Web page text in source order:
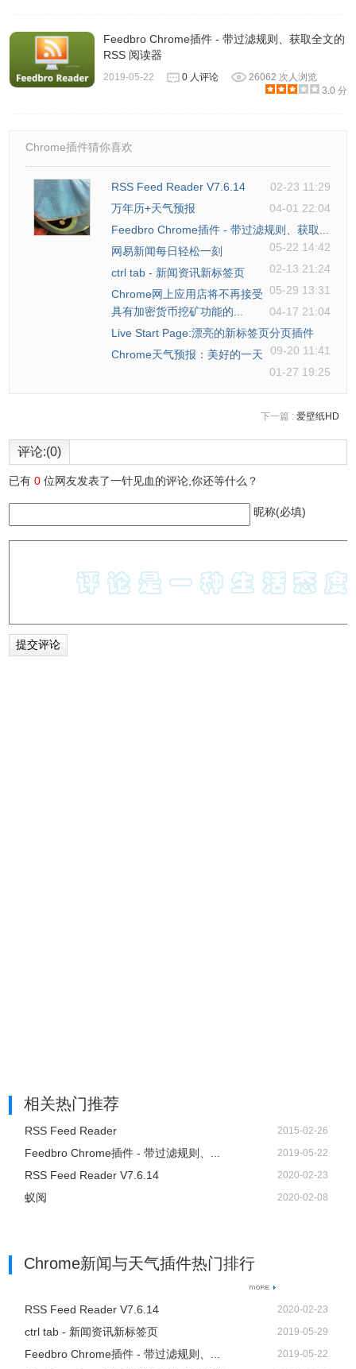
1.使用RSS Feed Reader插件的时候，需要用户收到添加
RSS的订阅地址到RSS Feed Reader插件的设置中，才可以
接收到信息。
2.chrome插件网的RSS地址为：https://huajiakeji.com/rss/。
RSS Feed Reader的联系方式
1.作者：feeder.co。
Feedbro Chrome插件 - 带过滤规则、获取全文的
RSS 阅读器
2019-05-22 0 人评论
26062 次人浏览
3.0 分
Chrome插件猜你喜欢
RSS Feed Reader V7.6.14
02-23 11:29
万年历+天气预报
04-01 22:04
Feedbro Chrome插件 - 带过滤规则、获取...
05-22 14:42
网易新闻每日轻松一刻
02-13 21:24
ctrl tab - 新闻资讯新标签页
05-29 13:31
Chrome网上应用店将不再接受
具有加密货币挖矿功能的...
04-17 21:04
Live Start Page:漂亮的新标签页分页插件
09-20 11:41
Chrome天气预报：美好的一天
01-27 19:25
下一篇 : 爱壁纸HD
评论:(0)
已有0 位网友发表了一针见血的评论,你还等什么？
昵称(必填)
相关热门推荐
RSS Feed Reader 2015-02-26
Feedbro Chrome插件 - 带过滤规则、... 2019-05-22
RSS Feed Reader V7.6.14 2020-02-23
蚁阅 2020-02-08
Chrome新闻与天气插件热门排行
RSS Feed Reader V7.6.14 2020-02-23
ctrl tab - 新闻资讯新标签页 2019-05-29
Feedbro Chrome插件 - 带过滤规则、... 2019-05-22